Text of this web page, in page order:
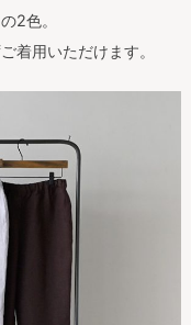
2色。
着用いただけます。